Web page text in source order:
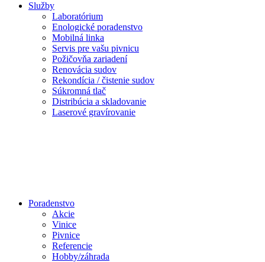
Služby
Laboratórium
Enologické poradenstvo
Mobilná linka
Servis pre vašu pivnicu
Požičovňa zariadení
Renovácia sudov
Rekondícia / čistenie sudov
Súkromná tlač
Distribúcia a skladovanie
Laserové gravírovanie
Poradenstvo
Akcie
Vinice
Pivnice
Referencie
Hobby/záhrada